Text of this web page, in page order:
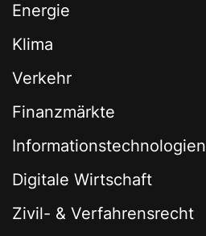
Energie
Klima
Verkehr
Finanzmärkte
Informationstechnologien
Digitale Wirtschaft
Zivil- & Verfahrensrecht